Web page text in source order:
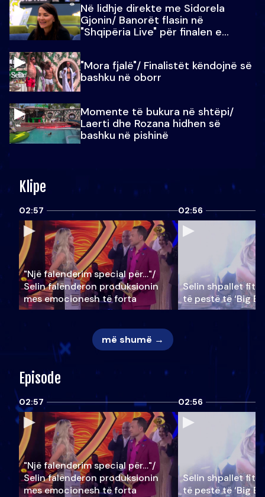
Në lidhje direkte me Sidorela
Gjonin/ Banorët flasin në
"Shqipëria Live" për finalen e
"Mora fjalë"/ Finalistët këndojnë së
bashku në oborr
Momente të bukura në shtëpi/
Laerti dhe Rozana hidhen së
bashku në pishinë
Klipe
02:57
"Një falenderim special për…"/
Selin falënderon produksionin
mes emocionesh të forta
02:56
Selin shpallet
të pestë të ‘Big
më shumë →
Episode
02:57
"Një falenderim special për…"/
Selin falënderon produksionin
mes emocionesh të forta
02:56
Selin shpallet
të pestë të ‘Big